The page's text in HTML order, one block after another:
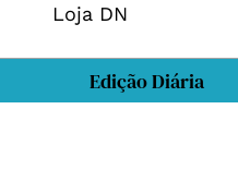
Loja DN
Edição Diária